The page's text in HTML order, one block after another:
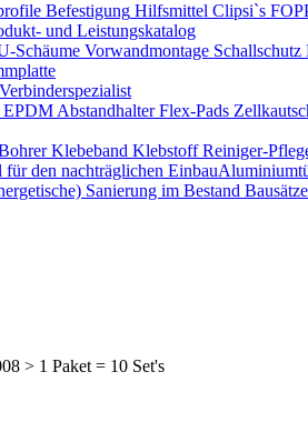
Befestigung Hilfsmittel Clipsi`s
und Leistungskatalog
Schäume Vorwandmontage Schallschutz
EPDM Abstandhalter Flex-Pads
Klebeband Klebstoff Reiniger-
den nachträglichen Einbau​
Sanierung im Bestand Bausätze
> 1 Paket = 10 Set's